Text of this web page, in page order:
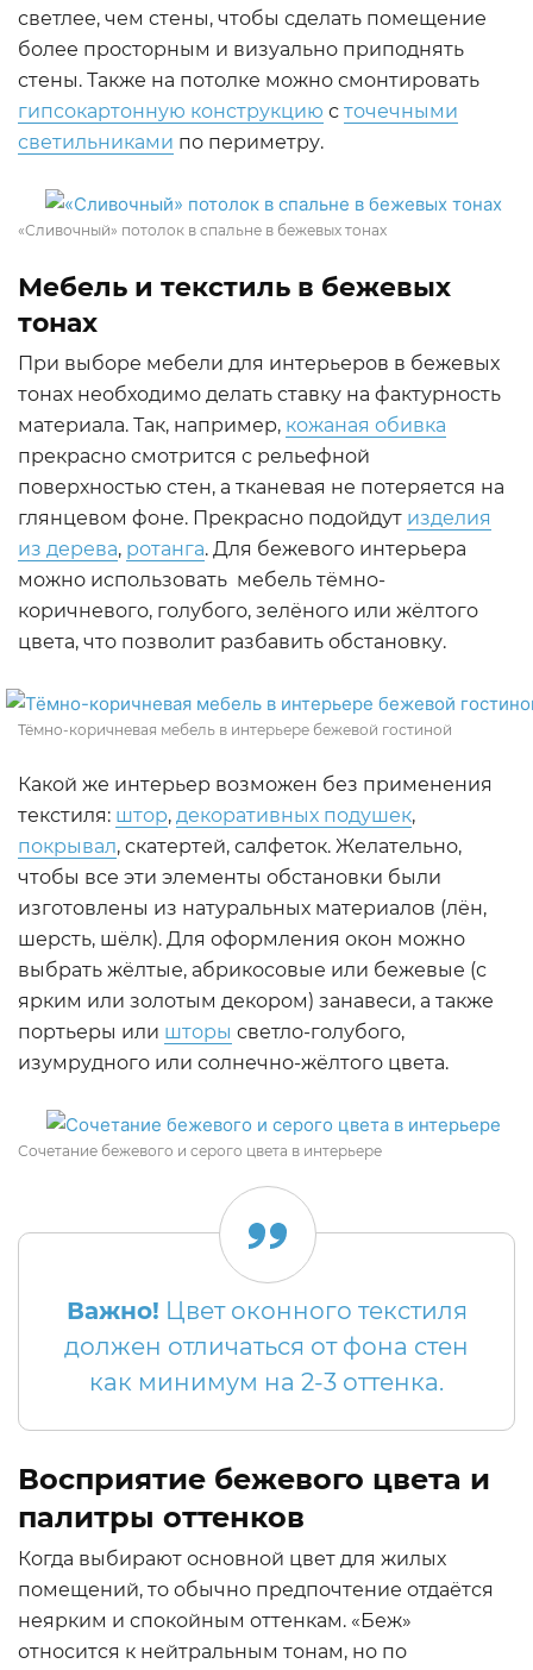
светлее, чем стены, чтобы сделать помещение
более просторным и визуально приподнять
стены. Также на потолке можно смонтировать
гипсокартонную конструкцию с точечными
светильниками по периметру.
«Сливочный» потолок в спальне в бежевых тонах
Мебель и текстиль в бежевых
тонах
При выборе мебели для интерьеров в бежевых
тонах необходимо делать ставку на фактурность
материала. Так, например, кожаная обивка
прекрасно смотрится с рельефной
поверхностью стен, а тканевая не потеряется на
глянцевом фоне. Прекрасно подойдут изделия
из дерева, ротанга. Для бежевого интерьера
можно использовать мебель тёмно-
коричневого, голубого, зелёного или жёлтого
цвета, что позволит разбавить обстановку.
Тёмно-коричневая мебель в интерьере бежевой гостиной
Какой же интерьер возможен без применения
текстиля: штор, декоративных подушек,
покрывал, скатертей, салфеток. Желательно,
чтобы все эти элементы обстановки были
изготовлены из натуральных материалов (лён,
шерсть, шёлк). Для оформления окон можно
выбрать жёлтые, абрикосовые или бежевые (с
ярким или золотым декором) занавеси, а также
портьеры или шторы светло-голубого,
изумрудного или солнечно-жёлтого цвета.
Сочетание бежевого и серого цвета в интерьере
Важно! Цвет оконного текстиля
должен отличаться от фона стен
как минимум на 2-3 оттенка.
Восприятие бежевого цвета и
палитры оттенков
Когда выбирают основной цвет для жилых
помещений, то обычно предпочтение отдаётся
неярким и спокойным оттенкам. «Беж»
относится к нейтральным тонам, но по